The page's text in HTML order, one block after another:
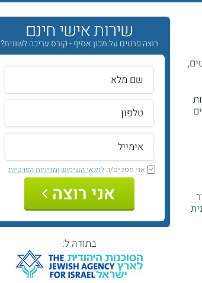
שירות אישי חינם
רוצה פרטים על מכון אסיף - קורס עריכה לשונית?
אני מסכים/הלתנאי השימוש ומדיניות הפרטיות
אני רוצה
בתודה ל: